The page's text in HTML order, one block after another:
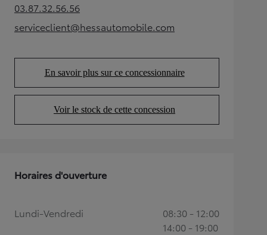
03.87.32.56.56(Opens in new tab)
serviceclient@hessautomobile.com
(Opens in new tab)
En savoir plus sur ce concessionnaire
(Opens in new tab)
Voir le stock de cette concession
(Opens in new tab)
Horaires d'ouverture
Lundi-Vendredi
08:30 - 12:00
14:00 - 19:00